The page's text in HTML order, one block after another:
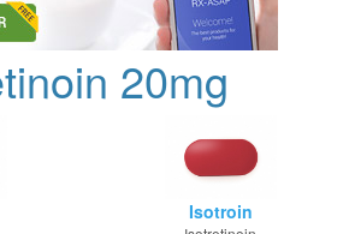
20mg
Isotroin